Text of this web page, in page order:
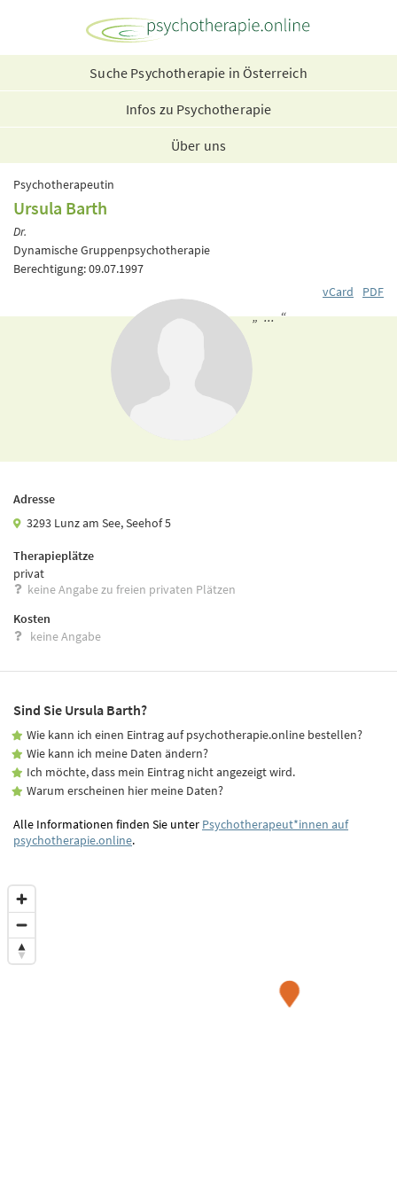
Suche Psychotherapie in Österreich
Infos zu Psychotherapie
Über uns
Psychotherapeutin
Ursula Barth
Dr.
Dynamische Gruppenpsychotherapie
Berechtigung: 09.07.1997
vCard
PDF
„ ... “
Adresse
3293 Lunz am See, Seehof 5
Therapieplätze
privat
keine Angabe zu freien privaten Plätzen
Kosten
keine Angabe
Sind Sie Ursula Barth?
Wie kann ich einen Eintrag auf psychotherapie.online bestellen?
Wie kann ich meine Daten ändern?
Ich möchte, dass mein Eintrag nicht angezeigt wird.
Warum erscheinen hier meine Daten?
Alle Informationen finden Sie unter Psychotherapeut*innen auf
psychotherapie.online.